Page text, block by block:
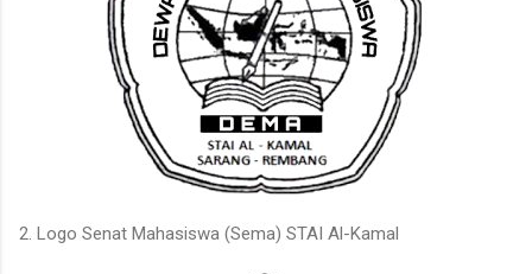
2. Logo Senat Mahasiswa (Sema) STAI Al-Kamal